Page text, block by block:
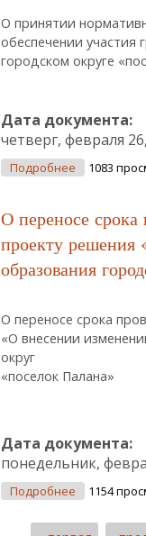
О принятии
обеспечении
городском округе
Дата документа:
четверг, февраля
Подробнее О О
1083
О переносе
проекту решения
образования
О переносе срока
«О внесении
округ
«поселок Палана»
Дата документа:
понедельник,
Подробнее О О
1154